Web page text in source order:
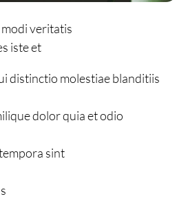
veritatis
iste et
distinctio molestiae blanditiis
dolor quia et odio
sint